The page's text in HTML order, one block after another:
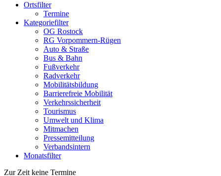
Ortsfilter
Termine
Kategoriefilter
OG Rostock
RG Vorpommern-Rügen
Auto & Straße
Bus & Bahn
Fußverkehr
Radverkehr
Mobilitätsbildung
Barrierefreie Mobilität
Verkehrssicherheit
Tourismus
Umwelt und Klima
Mitmachen
Pressemitteilung
Verbandsintern
Monatsfilter
Zur Zeit keine Termine